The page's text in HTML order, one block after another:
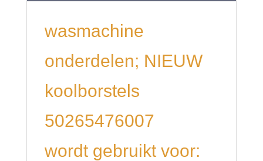
wasmachine
onderdelen; NIEUW
koolborstels
50265476007
wordt gebruikt voor: